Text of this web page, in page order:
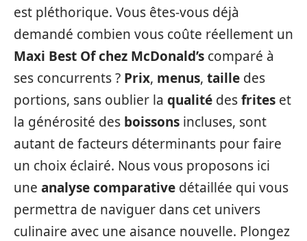
est pléthorique. Vous êtes-vous déjà
demandé combien vous coûte réellement un
Maxi Best Of chez McDonald’s comparé à
ses concurrents ? Prix, menus, taille des
portions, sans oublier la qualité desfrites et
la générosité des boissons incluses, sont
autant de facteurs déterminants pour faire
un choix éclairé. Nous vous proposons ici
une analyse comparative détaillée qui vous
permettra de naviguer dans cet univers
culinaire avec une aisance nouvelle. Plongez